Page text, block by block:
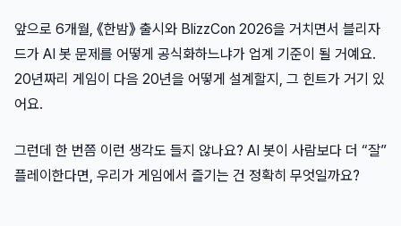
앞으로 6개월, 《한밤》 출시와 BlizzCon 2026을 거치면서 블리자
드가 AI 봇 문제를 어떻게 공식화하느냐가 업계 기준이 될 거예요.
20년짜리 게임이 다음 20년을 어떻게 설계할지, 그 힌트가 거기 있
어요.
그런데 한 번쯤 이런 생각도 들지 않나요? AI 봇이 사람보다 더 “잘”
플레이한다면, 우리가 게임에서 즐기는 건 정확히 무엇일까요?